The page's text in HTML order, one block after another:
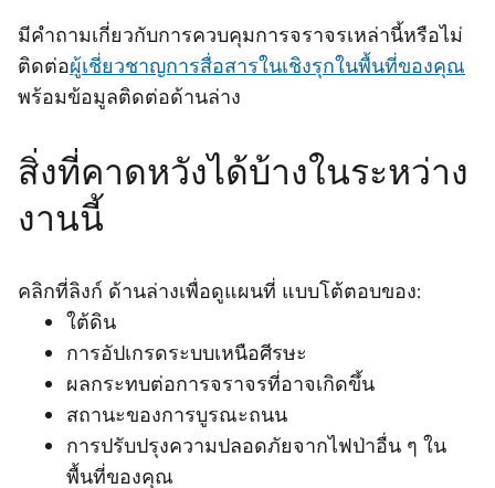
มีคําถามเกี่ยวกับการควบคุมการจราจรเหล่านี้หรือไม่
ติดต่อผู้เชี่ยวชาญการสื่อสารในเชิงรุกในพื้นที่ของคุณ
พร้อมข้อมูลติดต่อด้านล่าง
สิ่งที่คาดหวังได้บ้างในระหว่าง
งานนี้
คลิกที่ลิงก์ ด้านล่างเพื่อดูแผนที่ แบบโต้ตอบของ:
ใต้ดิน
การอัปเกรดระบบเหนือศีรษะ
ผลกระทบต่อการจราจรที่อาจเกิดขึ้น
สถานะของการบูรณะถนน
การปรับปรุงความปลอดภัยจากไฟป่าอื่น ๆ ใน
พื้นที่ของคุณ